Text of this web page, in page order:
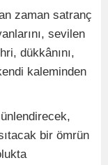
zaman satranç
sevilen
dükkânını,
kaleminden
bir ömrün